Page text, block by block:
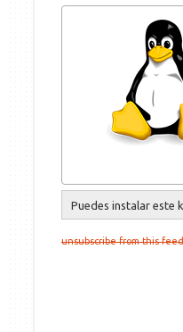
Puedes instalar este
unsubscribe from this feed